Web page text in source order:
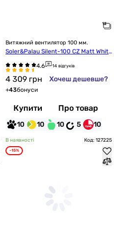
Витяжний вентилятор 100 мм.
Soler&Palau Silent-100 CZ Matt White
14 відгуків
4 309 грн Хочеш дешевше?
+43бонуси
Купити Про товар
10 10 10 5 10
В наявності Код: 127225
-15%